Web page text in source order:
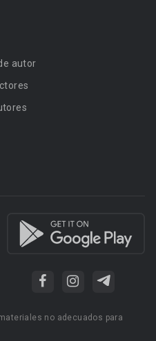
autor
no adecuados para